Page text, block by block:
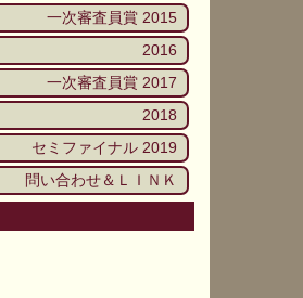
一次審査員賞 2015
2016
一次審査員賞 2017
2018
セミファイナル 2019
問い合わせ＆ＬＩＮＫ